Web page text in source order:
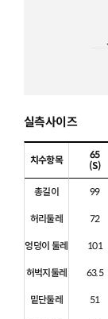
실측사이즈
치수항목
65
(S)
총길이 99
허리둘레 72
엉덩이 둘레 101
허벅지둘레 63.5
밑단둘레 51